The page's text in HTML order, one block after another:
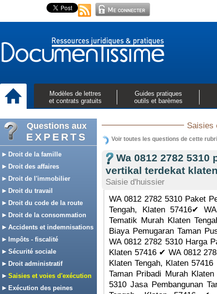
Modèles de lettres
et contrats gratuits
Guides pratiques
outils et barèmes
Questions aux
EXPERTS
Droit de la famille
Droit des affaires
Droit de l'immobilier
Droit du travail
Droit du code de la route
Droit de la consommation
Accidents et indemnisations
Impôts - fiscalité
Sécurité sociale
Droit administratif
Saisies et voies d'exécution
Exécution des peines
Saisies
Voir toutes les questions de cette
Wa 0812 2782 5310
vertikal terdekat
Saisie d'huissier
WA 0812 2782 5310 Paket
Tengah, Klaten 57416✔
Tematik Murah Klaten
Biaya Pemugaran Taman
WA 0812 2782 5310 Harga
Klaten 57416 ✔ WA 0812
Klaten Tengah, Klaten
Taman Pribadi Murah
5310 Jasa Pembangunan